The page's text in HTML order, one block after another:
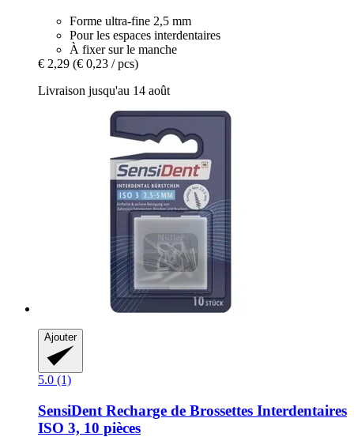
Forme ultra-fine 2,5 mm
Pour les espaces interdentaires
À fixer sur le manche
€ 2,29 (€ 0,23 / pcs)
Livraison jusqu'au 14 août
Ajouter
5.0 (1)
SensiDent Recharge de Brossettes Interdentaires
ISO 3, 10 pièces